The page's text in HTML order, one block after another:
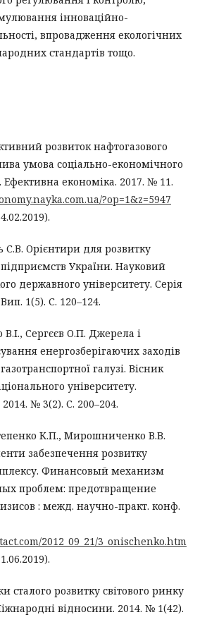
інноваційно-
впровадження екологічних
стандартів тощо.
розвиток нафтогазового
умова соціально-економічного
економіка. 2017. № 11.
?op=1&z=5947
С.В. Орієнтири для розвитку
України. Науковий
державного університету. Серія
1(5). С. 120–124.
Сергєєв О.П. Джерела і
енергозберігаючих заходів
галузі. Вісник
університету.
№ 3(2). С. 200–204.
К.П., Мирошниченко В.В.
забезпечення розвитку
Финансовый механизм
проблем: предотвращение
: межд. научно-практ. конф.
2012_09_21/3_onischenko.htm
розвитку світового ринку
відносини. 2014. № 1(42).